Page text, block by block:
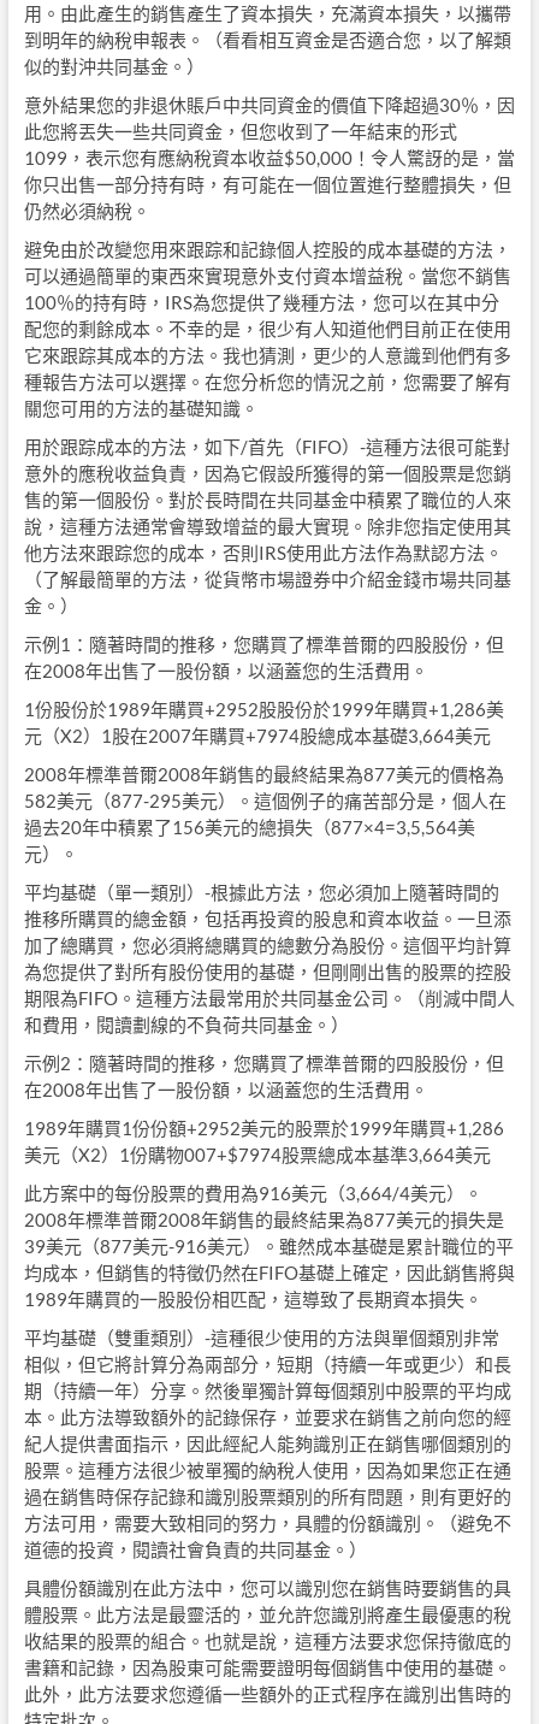
用。由此產生的銷售產生了資本損失，充滿資本損失，以攜帶
到明年的納稅申報表。（看看相互資金是否適合您，以了解類
似的對沖共同基金。）
意外結果您的非退休賬戶中共同資金的價值下降超過30％，因
此您將丟失一些共同資金，但您收到了一年結束的形式
1099，表示您有應納稅資本收益$50,000！令人驚訝的是，當
你只出售一部分持有時，有可能在一個位置進行整體損失，但
仍然必須納稅。
避免由於改變您用來跟踪和記錄個人控股的成本基礎的方法，
可以通過簡單的東西來實現意外支付資本增益稅。當您不銷售
100％的持有時，IRS為您提供了幾種方法，您可以在其中分
配您的剩餘成本。不幸的是，很少有人知道他們目前正在使用
它來跟踪其成本的方法。我也猜測，更少的人意識到他們有多
種報告方法可以選擇。在您分析您的情況之前，您需要了解有
關您可用的方法的基礎知識。
用於跟踪成本的方法，如下/首先（FIFO）-這種方法很可能對
意外的應稅收益負責，因為它假設所獲得的第一個股票是您銷
售的第一個股份。對於長時間在共同基金中積累了職位的人來
說，這種方法通常會導致增益的最大實現。除非您指定使用其
他方法來跟踪您的成本，否則IRS使用此方法作為默認方法。
（了解最簡單的方法，從貨幣市場證券中介紹金錢市場共同基
金。）
示例1：隨著時間的推移，您購買了標準普爾的四股股份，但
在2008年出售了一股份額，以涵蓋您的生活費用。
1份股份於1989年購買+2952股股份於1999年購買+1,286美
元（X2）1股在2007年購買+7974股總成本基礎3,664美元
2008年標準普爾2008年銷售的最終結果為877美元的價格為
582美元（877-295美元）。這個例子的痛苦部分是，個人在
過去20年中積累了156美元的總損失（877×4=3,5,564美
元）。
平均基礎（單一類別）-根據此方法，您必須加上隨著時間的
推移所購買的總金額，包括再投資的股息和資本收益。一旦添
加了總購買，您必須將總購買的總數分為股份。這個平均計算
為您提供了對所有股份使用的基礎，但剛剛出售的股票的控股
期限為FIFO。這種方法最常用於共同基金公司。（削減中間人
和費用，閱讀劃線的不負荷共同基金。）
示例2：隨著時間的推移，您購買了標準普爾的四股股份，但
在2008年出售了一股份額，以涵蓋您的生活費用。
1989年購買1份份額+2952美元的股票於1999年購買+1,286
美元（X2）1份購物007+$7974股票總成本基準3,664美元
此方案中的每份股票的費用為916美元（3,664/4美元）。
2008年標準普爾2008年銷售的最終結果為877美元的損失是
39美元（877美元-916美元）。雖然成本基礎是累計職位的平
均成本，但銷售的特徵仍然在FIFO基礎上確定，因此銷售將與
1989年購買的一股股份相匹配，這導致了長期資本損失。
平均基礎（雙重類別）-這種很少使用的方法與單個類別非常
相似，但它將計算分為兩部分，短期（持續一年或更少）和長
期（持續一年）分享。然後單獨計算每個類別中股票的平均成
本。此方法導致額外的記錄保存，並要求在銷售之前向您的經
紀人提供書面指示，因此經紀人能夠識別正在銷售哪個類別的
股票。這種方法很少被單獨的納稅人使用，因為如果您正在通
過在銷售時保存記錄和識別股票類別的所有問題，則有更好的
方法可用，需要大致相同的努力，具體的份額識別。（避免不
道德的投資，閱讀社會負責的共同基金。）
具體份額識別在此方法中，您可以識別您在銷售時要銷售的具
體股票。此方法是最靈活的，並允許您識別將產生最優惠的稅
收結果的股票的組合。也就是說，這種方法要求您保持徹底的
書籍和記錄，因為股東可能需要證明每個銷售中使用的基礎。
此外，此方法要求您遵循一些額外的正式程序在識別出售時的